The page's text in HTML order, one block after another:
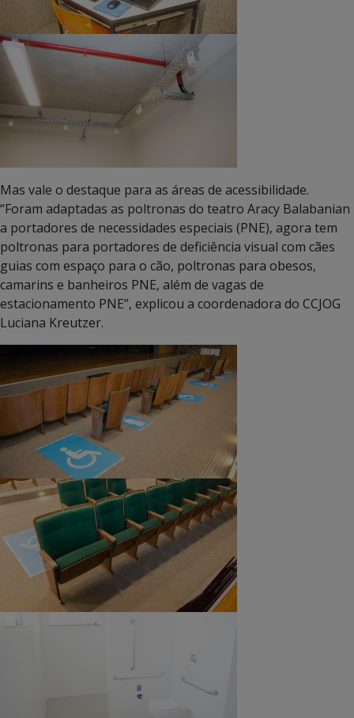
Mas vale o destaque para as áreas de acessibilidade.
“Foram adaptadas as poltronas do teatro Aracy Balabanian
a portadores de necessidades especiais (PNE), agora tem
poltronas para portadores de deficiência visual com cães
guias com espaço para o cão, poltronas para obesos,
camarins e banheiros PNE, além de vagas de
estacionamento PNE”, explicou a coordenadora do CCJOG
Luciana Kreutzer.